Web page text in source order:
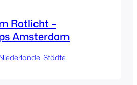
Rotlicht –
Amsterdam
, Städte